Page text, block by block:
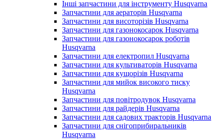
Інші запчастини для інструменту Husqvarna
Запчастини для аераторів Husqvarna
Запчастини для висоторізів Husqvarna
Запчастини для газонокосарок Husqvarna
Запчастини для газонокосарок роботів
Husqvarna
Запчастини для електропил Husqvarna
Запчастини для культиваторів Husqvarna
Запчастини для кущорізів Husqvarna
Запчастини для мийок високого тиску
Husqvarna
Запчастини для повітродувок Husqvarna
Запчастини для райдерів Husqvarna
Запчастини для садових тракторів Husqvarna
Запчастини для снігоприбиральників
Husqvarna